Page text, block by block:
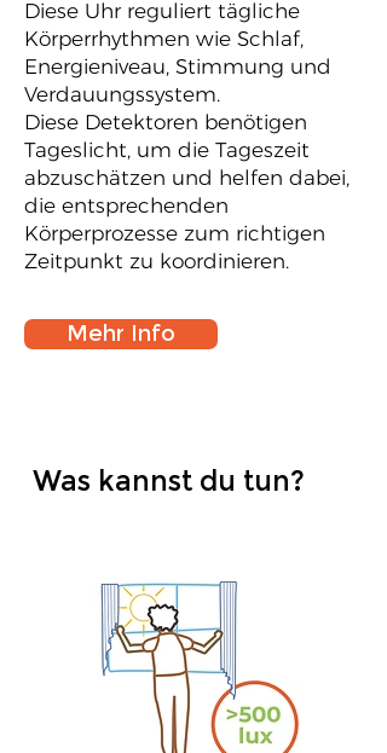
Diese Uhr reguliert tägliche
Körperrhythmen wie Schlaf,
Energieniveau, Stimmung und
Verdauungssystem.
Diese Detektoren benötigen
Tageslicht, um die Tageszeit
abzuschätzen und helfen dabei,
die entsprechenden
Körperprozesse zum richtigen
Zeitpunkt zu koordinieren.
Mehr Info
Was kannst du tun?